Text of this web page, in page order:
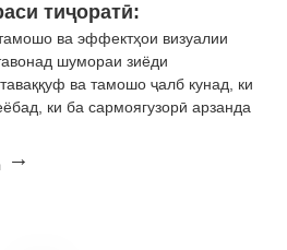
тиҷоратӣ:
ва эффектҳои визуалии
шумораи зиёди
ва тамошо ҷалб кунад, ки
ки ба сармоягузорӣ арзанда
→